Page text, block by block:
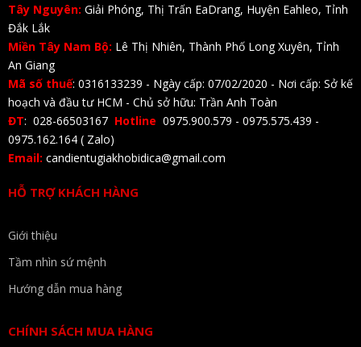
Tây Nguyên: Giải Phóng, Thị Trấn EaDrang, Huyện Eahleo, Tỉnh
Đắk Lắk
Miền Tây Nam Bộ: Lê Thị Nhiên, Thành Phố Long Xuyên, Tỉnh
An Giang
Mã số thuế: 0316133239 - Ngày cấp: 07/02/2020 - Nơi cấp: Sở kế
hoạch và đầu tư HCM - Chủ sở hữu: Trần Anh Toàn
ĐT: 028-66503167 Hotline 0975.900.579 - 0975.575.439 -
0975.162.164 ( Zalo)
Email: candientugiakhobidica@gmail.com
HỖ TRỢ KHÁCH HÀNG
Giới thiệu
Tầm nhìn sứ mệnh
Hướng dẫn mua hàng
CHÍNH SÁCH MUA HÀNG